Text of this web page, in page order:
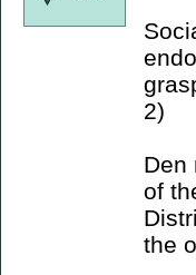
2)
Den
of
the